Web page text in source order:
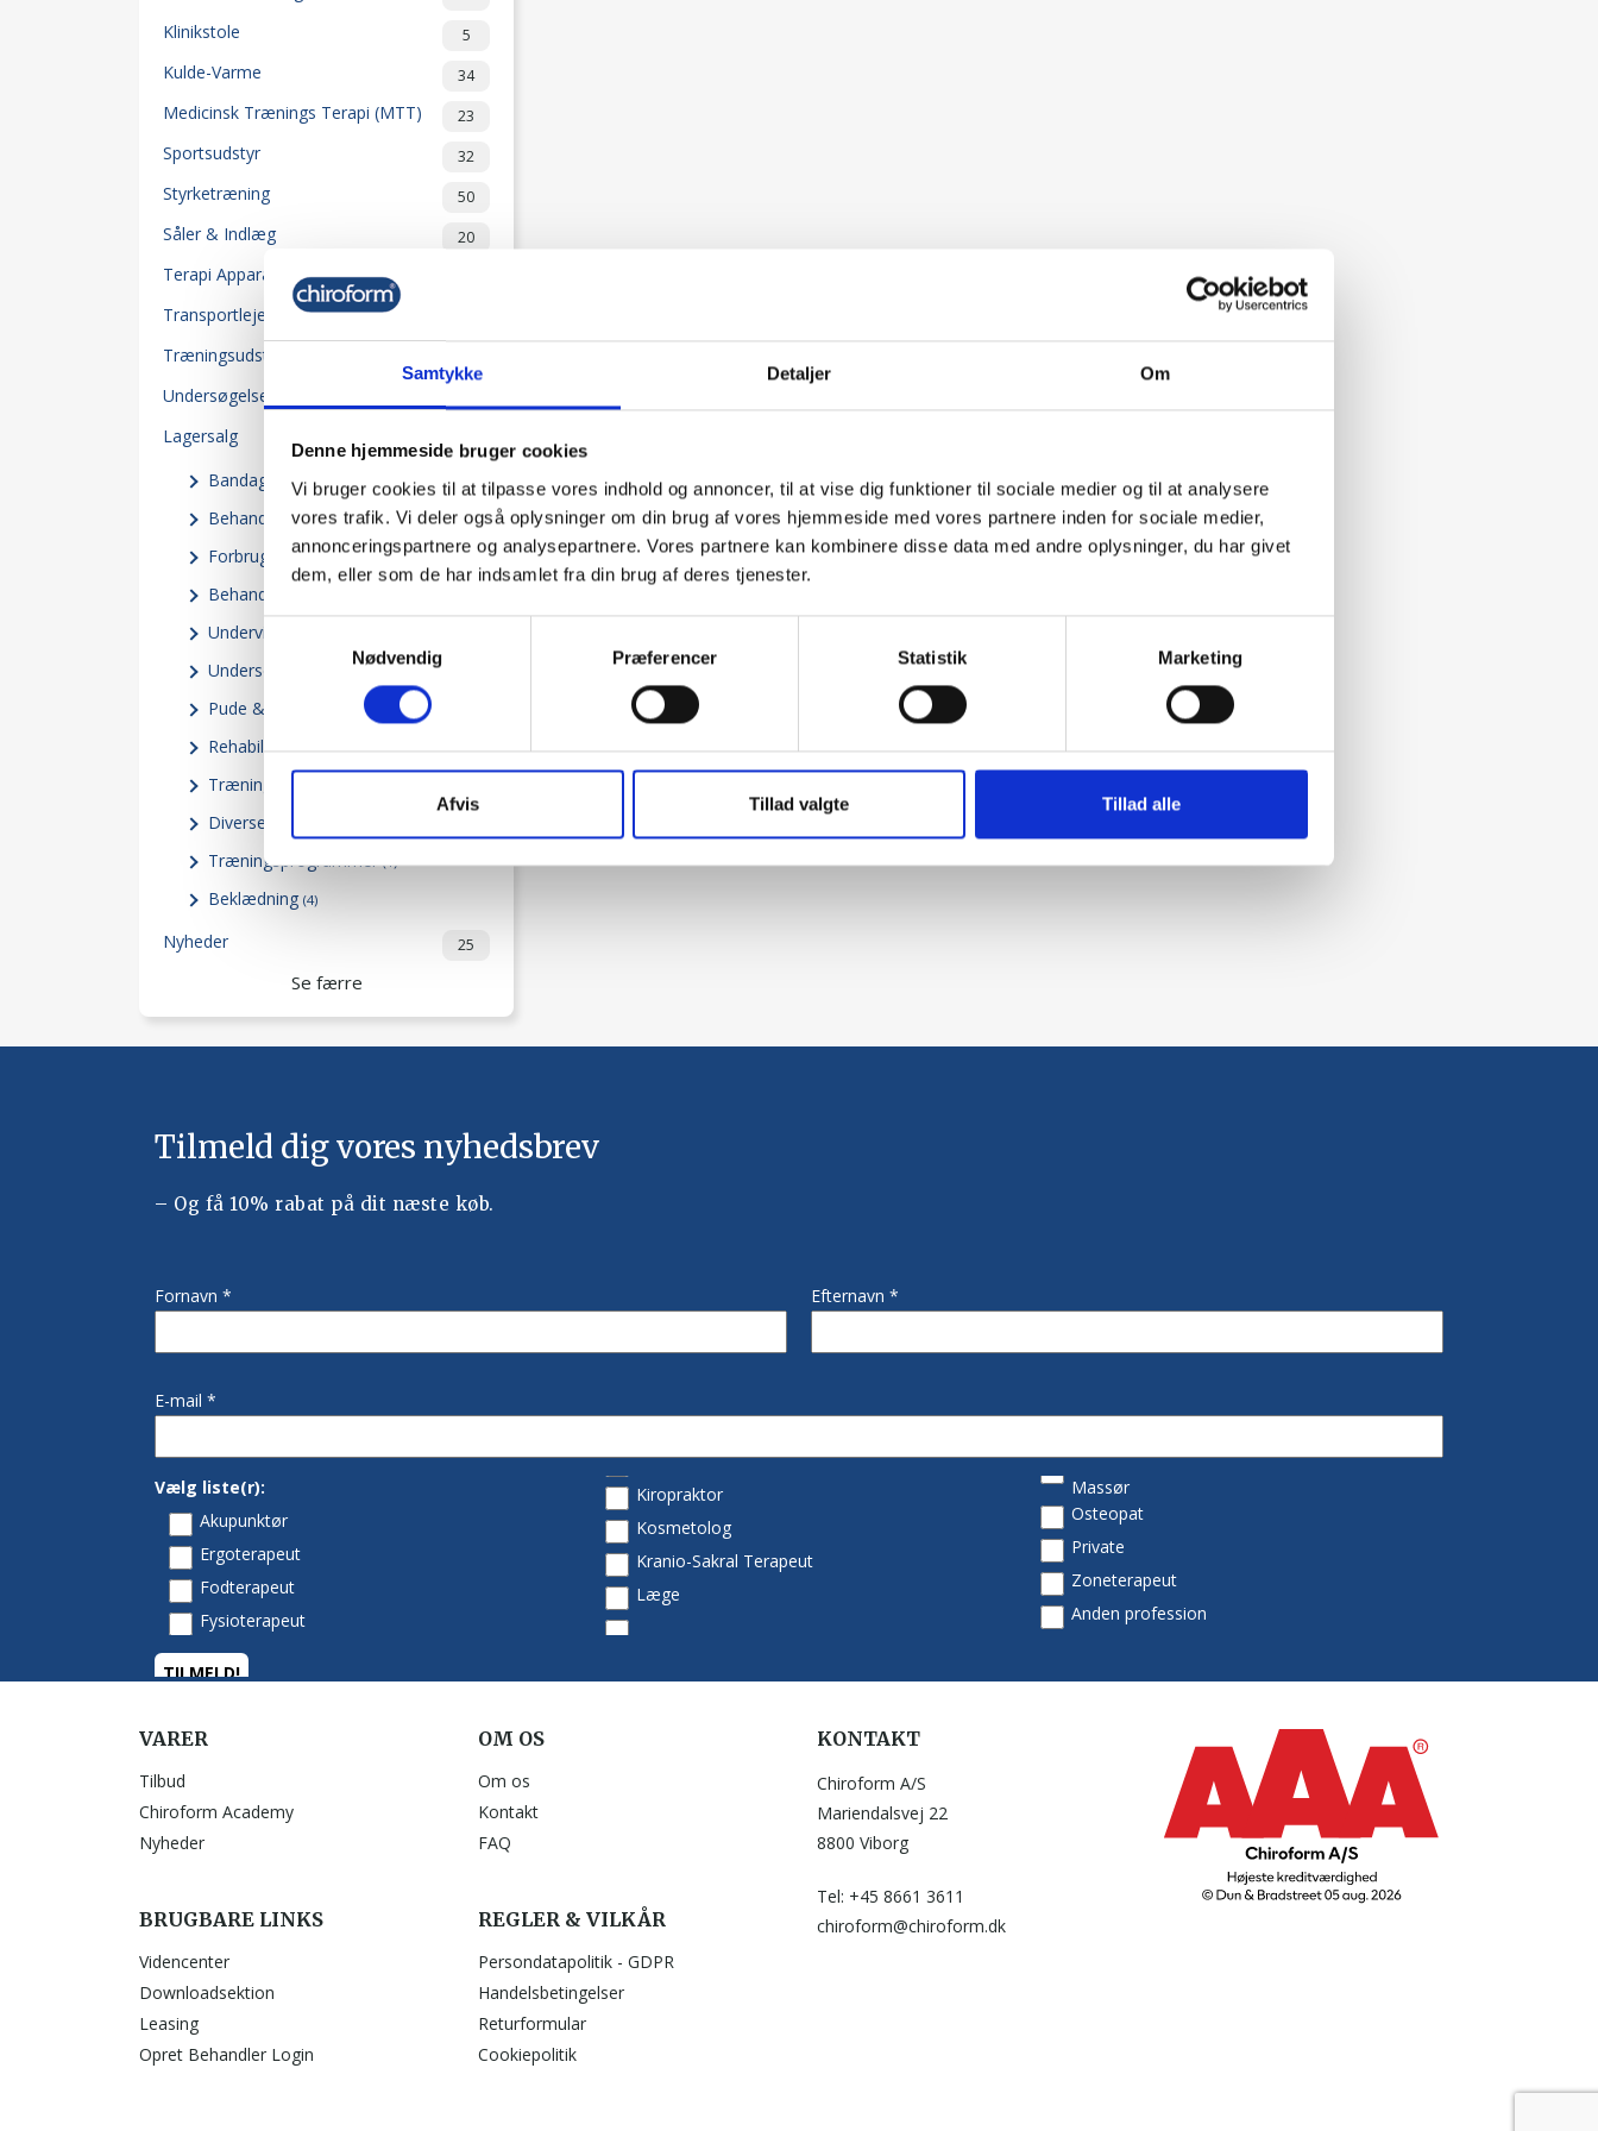
Samtykke Detaljer Om
Denne hjemmeside bruger cookies
Vi bruger cookies til at tilpasse vores indhold og annoncer, til at vise dig funktioner til sociale medier og til at analysere
vores trafik. Vi deler også oplysninger om din brug af vores hjemmeside med vores partnere inden for sociale medier,
annonceringspartnere og analysepartnere. Vores partnere kan kombinere disse data med andre oplysninger, du har givet
dem, eller som de har indsamlet fra din brug af deres tjenester.
Samtykkevalg
Nødvendig
Præferencer Statistik Marketing
Afvis Tillad valgte Tillad alle
Klinikstole 5
Kulde-Varme 34
Medicinsk Trænings Terapi (MTT) 23
Sportsudstyr 32
Styrketræning 50
Såler & Indlæg 20
Terapi Apparater
Transportleje-Senge
Træningsudstyr
Undersøgelsesudstyr
Lagersalg 80
Bandager (16)
Behandlingsmøbler(3)
Forbrugsartikler(3)
Behandlingsudstyr
Undervisning-faglitteratur
Undersøgelsesudstyr
Pude & Madras serie
Rehabilitering(7)
Træningsudstyr
Diverse
Træningsprogrammer(1)
Beklædning (4)
Nyheder 25
Se færre
VARER
Tilbud
Chiroform Academy
Nyheder
OM OS
Om os
Kontakt
FAQ
BRUGBARE LINKS
Videncenter
Downloadsektion
Leasing
Opret Behandler Login
REGLER & VILKÅR
Persondatapolitik - GDPR
Handelsbetingelser
Returformular
Cookiepolitik
KONTAKT
Chiroform A/S
Mariendalsvej 22
8800 Viborg
Tel: +45 8661 3611
chiroform@chiroform.dk